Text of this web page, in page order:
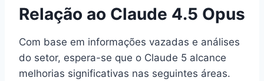
Relação ao Claude 4.5 Opus
Com base em informações vazadas e análises
do setor, espera-se que o Claude 5 alcance
melhorias significativas nas seguintes áreas.